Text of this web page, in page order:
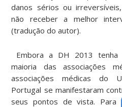
danos sérios ou
não receber a melhor
(tradução do autor).
Embora a DH 2013 tenha
maioria das associações
associações médicas do
Portugal se manifestaram
seus pontos de vista. Para